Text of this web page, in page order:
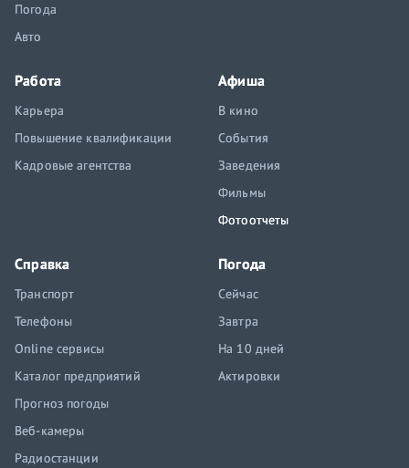
Погода
Авто
Работа
Карьера
Повышение квалификации
Кадровые агентства
Афиша
В кино
События
Заведения
Фильмы
Фотоотчеты
Справка
Транспорт
Телефоны
Online сервисы
Каталог предприятий
Прогноз погоды
Веб-камеры
Радиостанции
Погода
Сейчас
Завтра
На 10 дней
Актировки